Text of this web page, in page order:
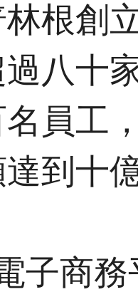
根創
八十
員工
到十
子商